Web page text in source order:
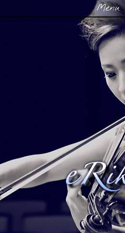
Menu